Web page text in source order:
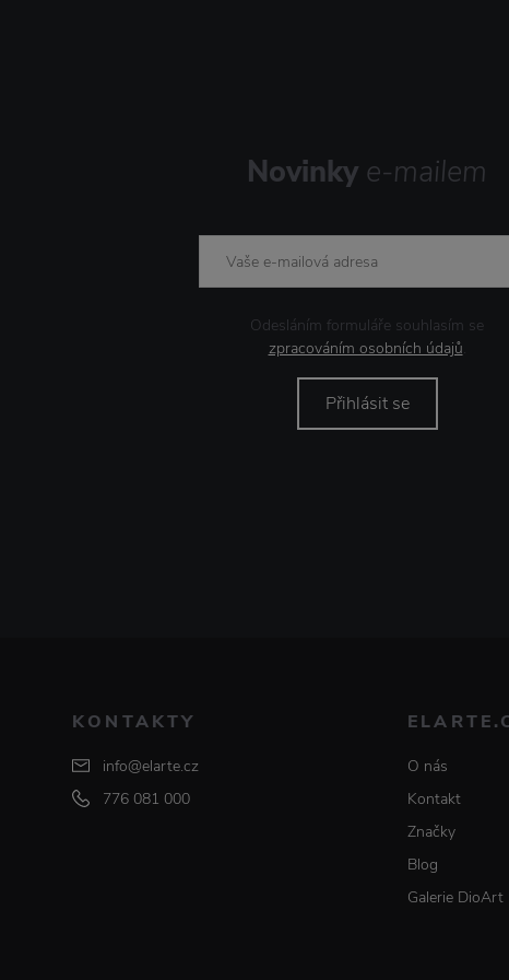
Novinky e-mailem
Odesláním formuláře souhlasím se
zpracováním osobních údajů.
Přihlásit se
KONTAKTY
info@elarte.cz
776 081 000
O nás
Kontakt
Značky
Blog
Galerie DioArt